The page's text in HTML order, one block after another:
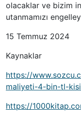
olacaklar ve bizim
utanmamızı
15 Temmuz 2024
Kaynaklar
https://
maliyeti-4-bin-tl-
https://